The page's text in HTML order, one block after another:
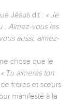
Jésus dit : « Je
: Aimez-vous les
aussi, aimez-
chose que le
« Tu aimeras ton
de frères et sœurs
manifesté à la